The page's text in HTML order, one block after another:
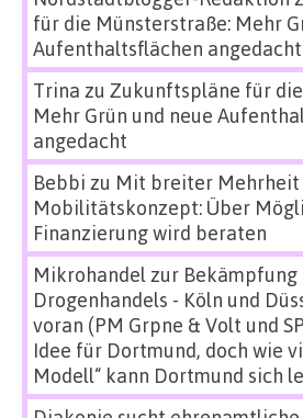
für die Münsterstraße: Mehr
Aufenthaltsflächen angedacht
Trina zu Zukunftspläne für
Mehr Grün und neue
angedacht
Bebbi zu Mit breiter Mehrheit
Mobilitätskonzept: Über
Finanzierung wird beraten
Mikrohandel zur Bekämpfung
Drogenhandels - Köln und
voran (PM Grpne & Volt und
Idee für Dortmund, doch wie
Modell“ kann Dortmund sich